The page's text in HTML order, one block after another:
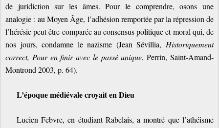
de juridiction sur les âmes. Pour le comprendre, osons une
analogie : au Moyen Âge, l’adhésion remportée par la répression de
l’hérésie peut être comparée au consensus politique et moral qui, de
nos jours, condamne le nazisme (Jean Sévillia, Historiquement
correct, Pour en finir avec le passé unique, Perrin, Saint-Amand-
Montrond 2003, p. 64).
L’époque médiévale croyait en Dieu
Lucien Febvre, en étudiant Rabelais, a montré que l’athéisme